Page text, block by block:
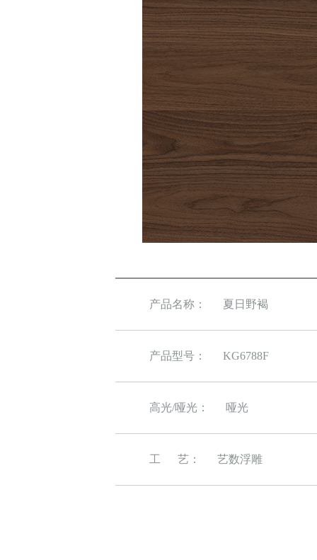
产品名称： 夏日野褐
产品型号： KG6788F
高光/哑光： 哑光
工 艺： 艺数浮雕